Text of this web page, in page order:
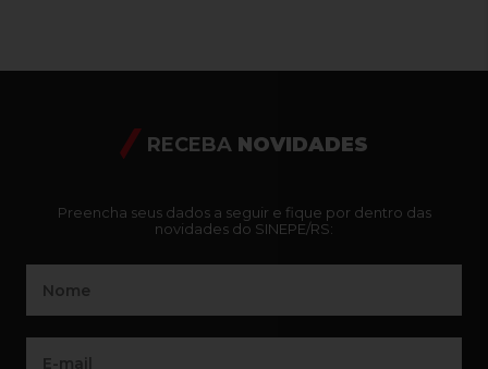
RECEBA NOVIDADES
Preencha seus dados a seguir e fique por dentro das
novidades do SINEPE/RS: